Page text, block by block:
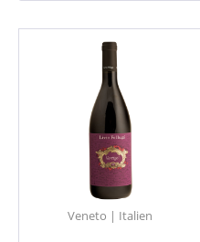
Veneto | Italien